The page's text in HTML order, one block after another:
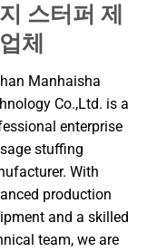
스터퍼 제
체
Manhaisha
Co.,Ltd. is a
enterprise
stuffing
With
production
and a skilled
team, we are